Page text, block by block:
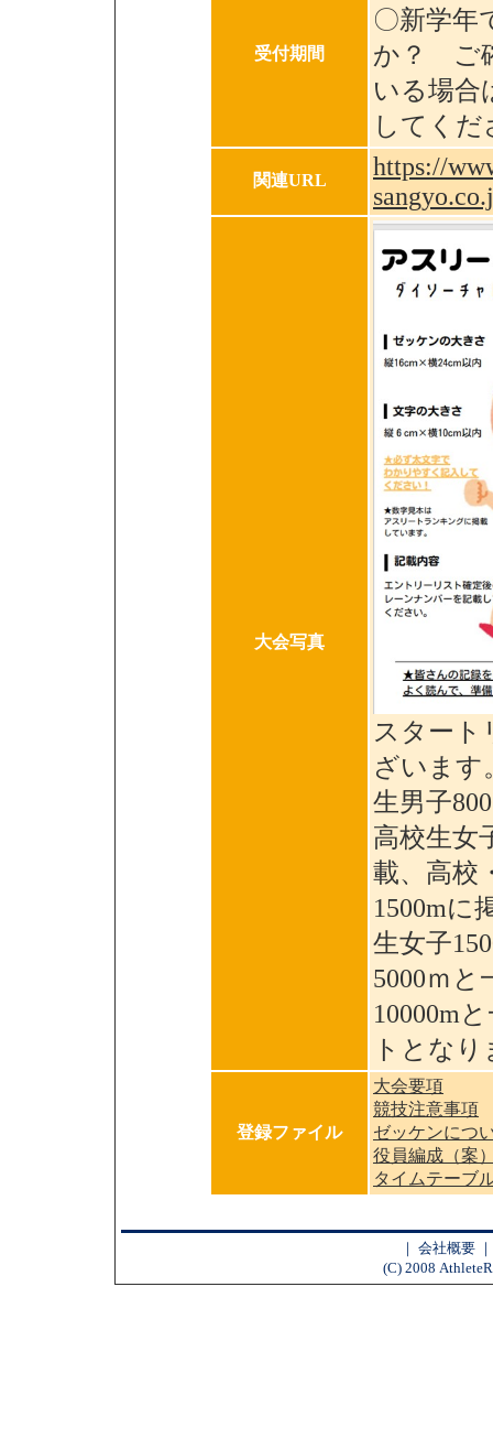
受付期間
〇新学年
か？ ご
いる場合
してく
関連URL
https://
大会写真
スタート
ざいます
生男子
高校生女
載、高校
1500mに
生女子
5000ｍと
10000m
トとな
登録ファイル
大会要項
競技注意事項
ゼッケンにつ
役員編成（案
タイムテーブ
｜ 会社概要
(C) 2008